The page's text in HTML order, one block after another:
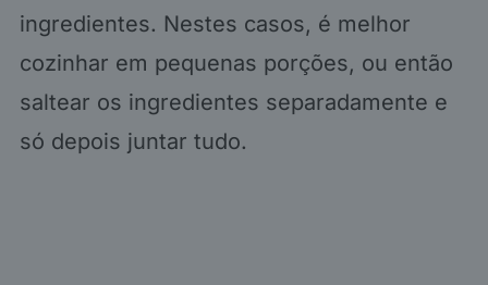
ingredientes. Nestes casos, é melhor
cozinhar em pequenas porções, ou então
saltear os ingredientes separadamente e
só depois juntar tudo.